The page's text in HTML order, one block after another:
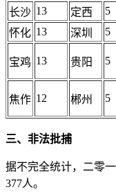
长沙 13 定西 5
怀化 13 深圳 5
宝鸡 13 贵阳 5
焦作 12 郴州 5
三、非法批捕
据不完全统计，二零
377人。